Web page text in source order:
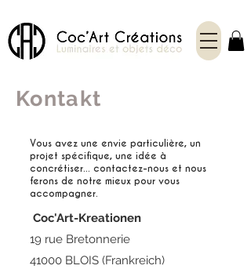
Kontakt
Vous avez une envie particulière, un
projet spécifique, une idée à
concrétiser... contactez-nous et nous
ferons de notre mieux pour vous
accompagner.
Coc'Art-Kreationen
19 rue Bretonnerie
41000 BLOIS (Frankreich)